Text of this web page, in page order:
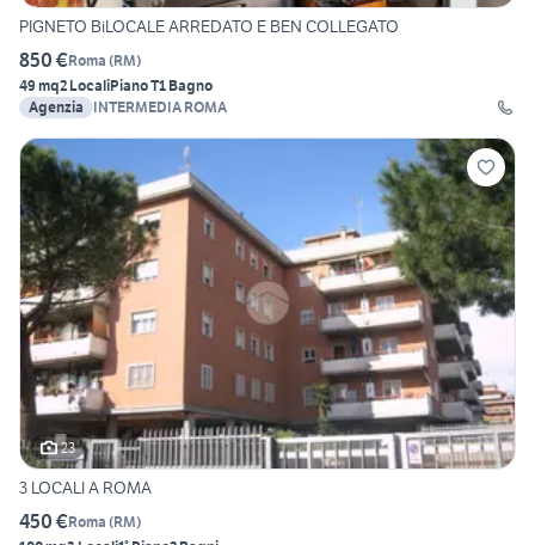
PIGNETO BiLOCALE ARREDATO E BEN COLLEGATO
850 €Roma (RM)
49 mq2 LocaliPiano T1 Bagno
Agenzia
INTERMEDIA ROMA
23
3 LOCALI A ROMA
450 €Roma (RM)